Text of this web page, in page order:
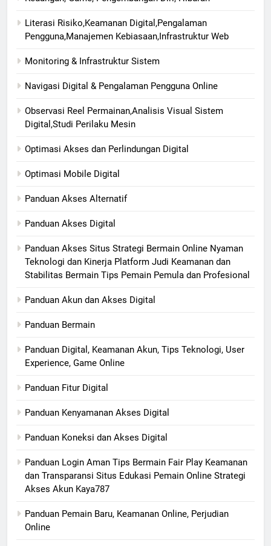
Literasi Risiko,Keamanan Digital,Pengalaman
Pengguna,Manajemen Kebiasaan,Infrastruktur Web
Monitoring & Infrastruktur Sistem
Navigasi Digital & Pengalaman Pengguna Online
Observasi Reel Permainan,Analisis Visual Sistem
Digital,Studi Perilaku Mesin
Optimasi Akses dan Perlindungan Digital
Optimasi Mobile Digital
Panduan Akses Alternatif
Panduan Akses Digital
Panduan Akses Situs Strategi Bermain Online Nyaman
Teknologi dan Kinerja Platform Judi Keamanan dan
Stabilitas Bermain Tips Pemain Pemula dan Profesional
Panduan Akun dan Akses Digital
Panduan Bermain
Panduan Digital, Keamanan Akun, Tips Teknologi, User
Experience, Game Online
Panduan Fitur Digital
Panduan Kenyamanan Akses Digital
Panduan Koneksi dan Akses Digital
Panduan Login Aman Tips Bermain Fair Play Keamanan
dan Transparansi Situs Edukasi Pemain Online Strategi
Akses Akun Kaya787
Panduan Pemain Baru, Keamanan Online, Perjudian
Online